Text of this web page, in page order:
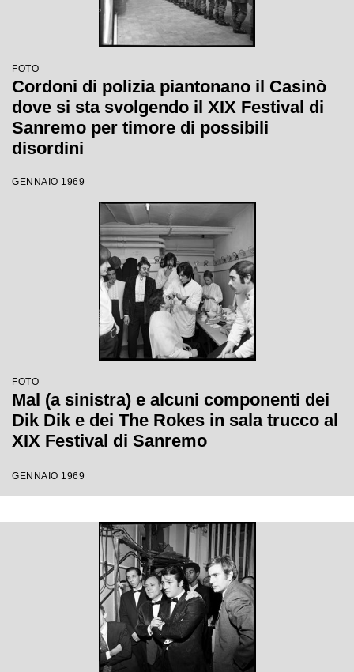
FOTO
Cordoni di polizia piantonano il Casinò
dove si sta svolgendo il XIX Festival di
Sanremo per timore di possibili
disordini
GENNAIO 1969
FOTO
Mal (a sinistra) e alcuni componenti dei
Dik Dik e dei The Rokes in sala trucco al
XIX Festival di Sanremo
GENNAIO 1969